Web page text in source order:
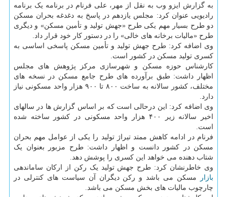
به گزارش ایزو وب به نقل از مهر، علی فرنام در برنامه یک برنامه
رادیویی عنوان کرد: مجلس یازدهم در پاسخ به دغدغه بحران مسکن
دو طرح بسیار مهم یکی طرح «جهش تولید و تأمین مسکن» و دیگری
طرح «مالیات برخانه های خالی» را در دستور کار خود قرار داد.
وی اضافه کرد: طرح جهش تولید و تأمین مسکن پاسخی اساسی به
کسری تولید مسکن در کشور است.
کارشناس حوزه مسکن و شهرسازی مرکز پژوهش های مجلس
اظهار داشت: طبق برآورده های طرح جامع مسکن در نسخه های
مختلف، کشور سالانه به ساخت ۸۰۰ تا ۹۰۰ هزار واحد مسکونی نیاز
دارد.
وی اضافه کرد: این درحالی است که بر اساس گزارش ها در سالهای
اخیر سالانه زیر ۴۰۰ هزار واحد مسکونی در کشور ساخته شده
است.
فرنام در ادامه کاهش ممتد تیراژ تولید را یکی از عوامل مهم بحران
مسکن در کشور دانست و اظهار داشت: طرح مزبور بعنوان یک
شتاب دهنده می خواهد این کسری را پوشش دهد.
وی خاطرنشان کرد: طرح جهش تولید یک رکن از ارکان ساماندهی
بازار
مسکن می باشد و رکن دیگران آن سیاست های کنترلی در
چارچوب مالیات های بخش مسکن می باشد.